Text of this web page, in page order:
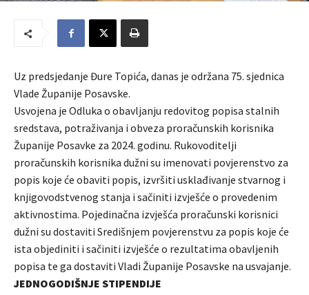
Uz predsjedanje Đure Topića, danas je održana 75. sjednica
Vlade Županije Posavske.
Usvojena je Odluka o obavljanju redovitog popisa stalnih
sredstava, potraživanja i obveza proračunskih korisnika
Županije Posavke za 2024. godinu. Rukovoditelji
proračunskih korisnika dužni su imenovati povjerenstvo za
popis koje će obaviti popis, izvršiti usklađivanje stvarnog i
knjigovodstvenog stanja i sačiniti izvješće o provedenim
aktivnostima. Pojedinačna izvješća proračunski korisnici
dužni su dostaviti Središnjem povjerenstvu za popis koje će
ista objediniti i sačiniti izvješće o rezultatima obavljenih
popisa te ga dostaviti Vladi Županije Posavske na usvajanje.
JEDNOGODIŠNJE STIPENDIJE